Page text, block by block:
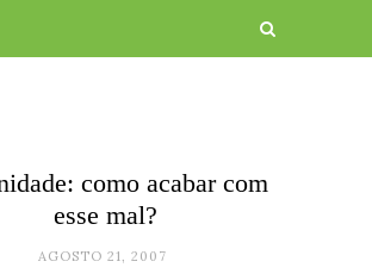
como acabar com
esse mal?
AGOSTO 21, 2007